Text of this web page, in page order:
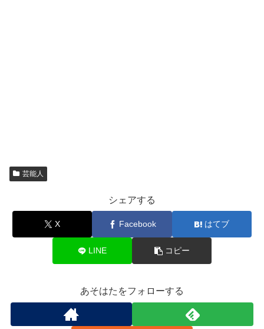
芸能人
シェアする
X Facebook はてブ
LINE コピー
あそはたをフォローする